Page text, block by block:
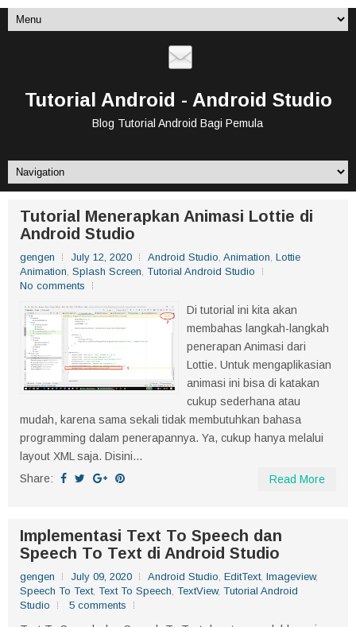
Tutorial Android - Android Studio
Blog Tutorial Android Bagi Pemula
Tutorial Menerapkan Animasi Lottie di
Android Studio
gengen July 12, 2020 Android Studio, Animation, Lottie
Animation, Splash Screen, Tutorial Android Studio
No comments
Di tutorial ini kita akan
membahas langkah-langkah
penerapan Animasi dari
Lottie. Untuk mengaplikasian
animasi ini bisa di katakan
cukup sederhana atau
mudah, karena sama sekali tidak membutuhkan bahasa
programming dalam penerapannya. Ya, cukup hanya melalui
layout XML saja. Disini...
Share:
Read More
Implementasi Text To Speech dan
Speech To Text di Android Studio
gengen July 09, 2020 Android Studio, EditText, Imageview,
Speech To Text, Text To Speech, TextView, Tutorial Android
Studio
5 comments